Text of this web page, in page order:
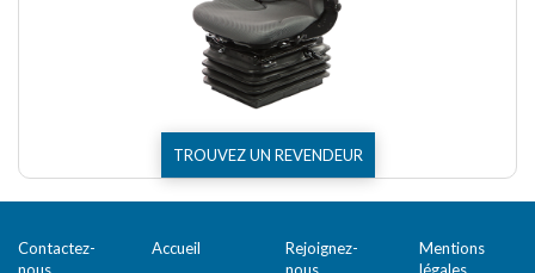
TROUVEZ UN REVENDEUR
Contactez-
Accueil
Rejoignez-
Mentions